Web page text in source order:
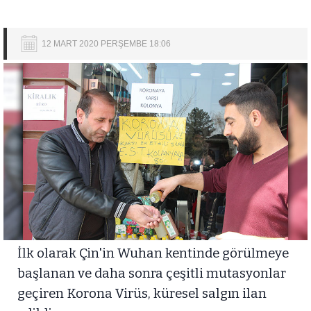
12 MART 2020 PERŞEMBE 18:06
İlk olarak Çin'in Wuhan kentinde görülmeye
başlanan ve daha sonra çeşitli mutasyonlar
geçiren Korona Virüs, küresel salgın ilan